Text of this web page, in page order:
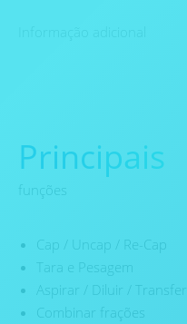
Principais
funções
Cap / Uncap / Re-Cap
Tara e Pesagem
Aspirar / Diluir / Transferir
Combinar frações